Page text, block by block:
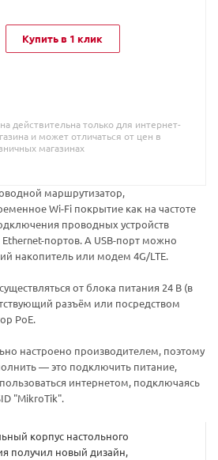
Купить в 1 клик
действительна только для интернет-
и может отличаться от цен в
магазинах
маршрутизатор,
Wi-Fi покрытие как на частоте
проводных устройств
Ethernet-портов. А USB-порт можно
накопитель или модем 4G/LTE.
от блока питания 24 В (в
разъём или посредством
PoE.
настроено производителем, поэтому
— это подключить питание,
интернетом, подключаясь
"MikroTik".
корпус настольного
получил новый дизайн,